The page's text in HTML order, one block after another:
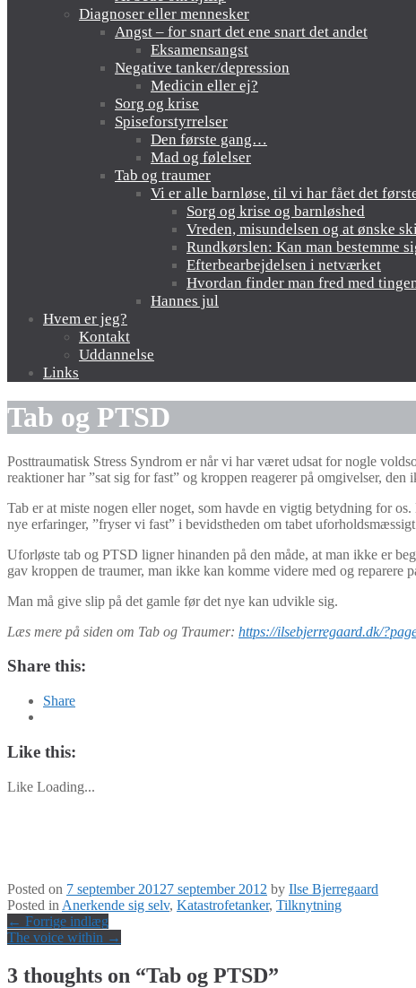
Diagnoser eller mennesker
Angst – for snart det ene snart det andet
Eksamensangst
Negative tanker/depression
Medicin eller ej?
Sorg og krise
Spiseforstyrrelser
Den første gang…
Mad og følelser
Tab og traumer
Vi er alle barnløse, til vi har fået det
Sorg og krise og barnløshed
Vreden, misundelsen og at ønske
Rundkørslen: Kan man bestemme
Efterbearbejdelsen i netværket
Hvordan finder man fred med
Hannes jul
Hvem er jeg?
Kontakt
Uddannelse
Links
Tab og PTSD
Posttraumatisk Stress Syndrom er når vi har været udsat for nogle
reaktioner har ”sat sig for fast” og kroppen reagerer på omgivelser,
Tab er at miste nogen eller noget, som havde en vigtig betydning for
nye erfaringer, ”fryser vi fast” i bevidstheden om tabet
Uforløste tab og PTSD ligner hinanden på den måde, at man ikke er
gav kroppen de traumer, man ikke kan komme videre med og reparere
Man må give slip på det gamle før det nye kan udvikle sig.
Læs mere på siden om Tab og Traumer: https://ilsebjerregaard.dk/
Share this:
Share
Like this:
Like Loading...
Posted on 7 september 20127 september 2012 by Ilse Bjerregaard
Posted in Anerkende sig selv, Katastrofetanker, Tilknytning
Post
navigation
← Forrige indlæg
The voice within →
3 thoughts on “Tab og PTSD”